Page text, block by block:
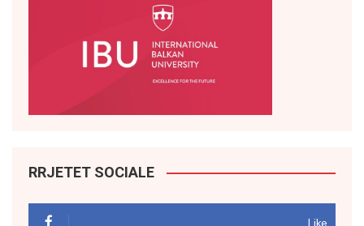
RRJETET SOCIALE
Like